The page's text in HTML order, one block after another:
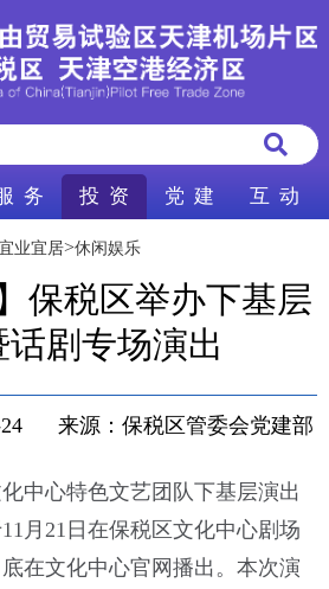
务 投 资 党 建 互 动
业宜居>休闲娱乐
保税区举办下基层
剧专场演出
来源：保税区管委会党建部
中心特色文艺团队下基层演出
月21日在保税区文化中心剧场
在文化中心官网播出。本次演